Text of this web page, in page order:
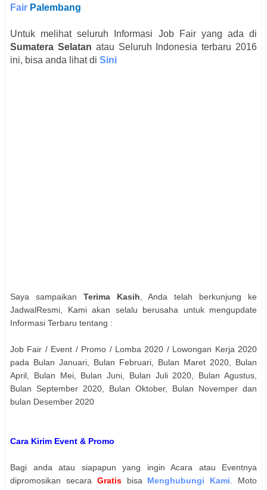
Fair Palembang
Untuk melihat seluruh Informasi Job Fair yang ada di
Sumatera Selatan atau Seluruh Indonesia terbaru 2016
ini, bisa anda lihat di Sini
Saya sampaikan Terima Kasih, Anda telah berkunjung ke
JadwalResmi, Kami akan selalu berusaha untuk mengupdate
Informasi Terbaru tentang :
Job Fair / Event / Promo / Lomba 2020 / Lowongan Kerja 2020
pada Bulan Januari, Bulan Februari, Bulan Maret 2020, Bulan
April, Bulan Mei, Bulan Juni, Bulan Juli 2020, Bulan Agustus,
Bulan September 2020, Bulan Oktober, Bulan Novemper dan
bulan Desember 2020
Cara Kirim Event & Promo
Bagi anda atau siapapun yang ingin Acara atau Eventnya
dipromosikan secara Gratisbisa Menghubungi Kami. Moto